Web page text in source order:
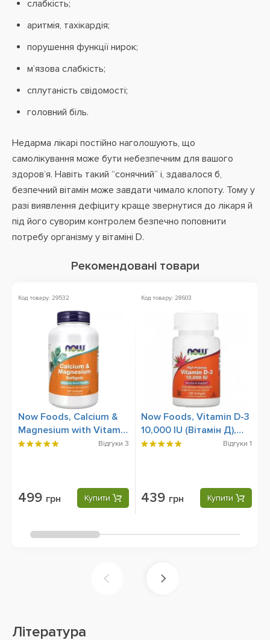
слабкість;
аритмія, тахікардія;
порушення функції нирок;
м’язова слабкість;
сплутаність свідомості;
головний біль.
Недарма лікарі постійно наголошують, що
самолікування може бути небезпечним для вашого
здоров’я. Навіть такий “сонячний” і, здавалося б,
безпечний вітамін може завдати чимало клопоту. Тому у
разі виявлення дефіциту краще звернутися до лікаря й
під його суворим контролем безпечно поповнити
потребу організму у вітаміні D.
Рекомендовані товари
Код товару: 29532
Now Foods, Calcium &
Magnesium with Vitamin
D-3 and Zinc (Кальцій,
Відгуки 3
499 грн Купити
Код товару: 28603
Now Foods, Vitamin D-3
10,000 IU (Вітамін Д),
120 Softgels
Відгуки 1
439 грн Купити
Література